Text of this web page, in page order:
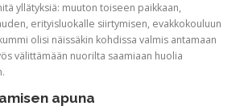
yllätyksiä: muuton toiseen paikkaan,
erityisluokalle siirtymisen, evakkokouluun
olisi näissäkin kohdissa valmis antamaan
välittämään nuorilta saamiaan huolia
apuna